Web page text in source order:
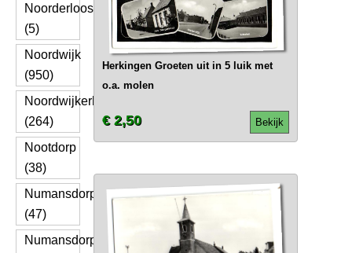
Noorderloos
(5)
Noordwijk
(950)
Noordwijkerhout
(264)
Nootdorp
(38)
Numansdorp
(47)
Numansdorpweg
Herkingen Groeten uit in 5 luik met
o.a. molen
Bekijk
€ 2,50